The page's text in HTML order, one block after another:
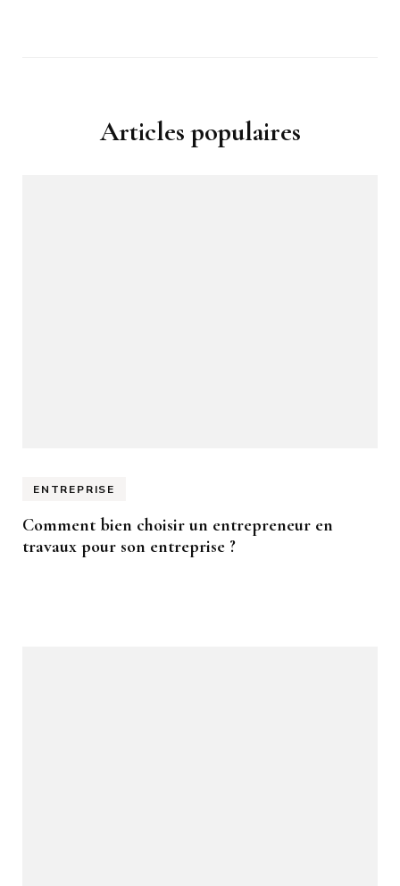
Articles populaires
ENTREPRISE
Comment bien choisir un entrepreneur en
travaux pour son entreprise ?